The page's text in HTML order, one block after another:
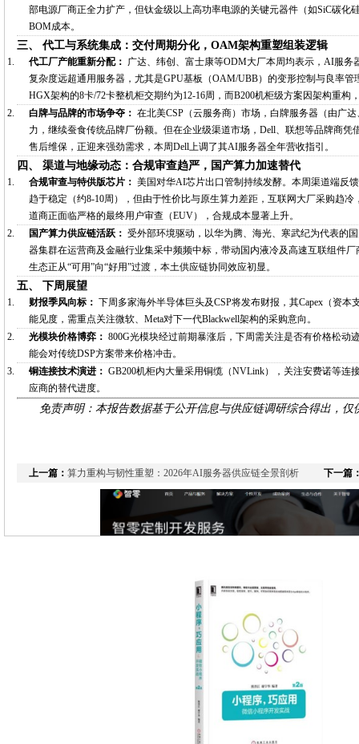
部电源厂商正全力扩产，但钛金级以上高功率电源的关键元器件（如SiC碳化
BOM成本。
三、 代工与系统集成：交付周期分化，OAM架构重塑组装逻辑
代工厂产能重新分配： 广达、纬创、富士康等ODM大厂本周均表示，AI服
复杂度远超通用服务器，尤其是GPU基板（OAM/UBB）的变形控制与良率
HGX架构的8卡/72卡整机柜交期约为12-16周，而B200机柜级方案因架构重构
白牌与品牌的市场争夺： 在北美CSP（云服务商）市场，白牌服务器（由广
力，继续蚕食传统品牌厂份额。但在企业级渠道市场，Dell、联想等品牌商
售后维保，正迎来强劲需求，本周Dell上调了其AI服务器全年营收指引。
四、 渠道与地缘动态：合规审查趋严，国产算力加速替代
合规审查与特供版芯片： 美国对华AI芯片出口管制持续发酵。本周渠道端反
趋于稳定（约8-10周），但由于性价比与原生算力差距，互联网大厂采购趋
道商正面临严格的最终用户审查（EUV），合规成本显著上升。
国产算力供应链活跃： 受外部环境驱动，以华为腾、海光、寒武纪为代表的
器集群在运营商及金融行业集采中频频中标，带动国内液冷及高速互联组件
生态正从“可用”向“好用”过渡，本土供应链协同效应初显。
五、 下周展望
财报季风向标： 下周多家海外半导体巨头及CSP将发布财报，其Capex（资
能见度，需重点关注微软、Meta对下一代Blackwell架构的采购意向。
光模块价格博弈： 800G光模块经过前期暴涨后，下周需关注是否有价格松动
能会对传统DSP方案带来价格冲击。
铜连接技术演进： GB200机柜内大量采用铜缆（NVLink），关注安费诺等连
应商的替代进度。
免责声明：本报告数据基于公开信息与供应链调研综合得出，仅
AI服务器供应链动态周报：HBM产能
上一篇： 算力重构与韧性重塑：2026年AI服务器供应链全景剖析 下一篇